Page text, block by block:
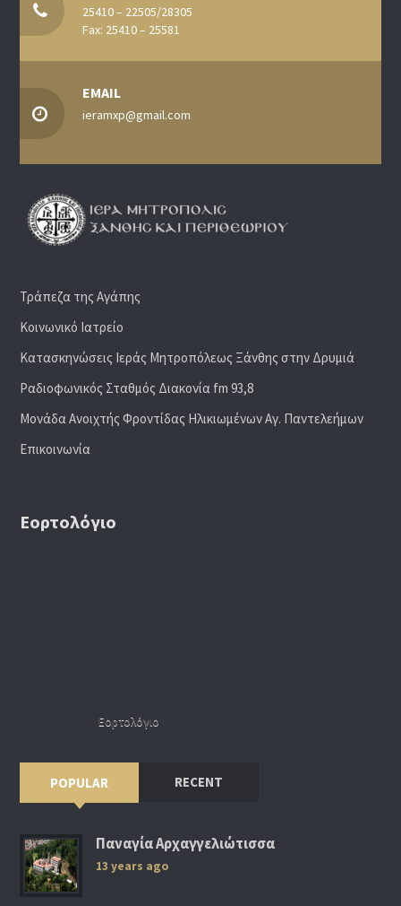
25410 – 22505/28305
Fax: 25410 – 25581
EMAIL
ieramxp@gmail.com
Τράπεζα της Αγάπης
Κοινωνικό Ιατρείο
Κατασκηνώσεις Ιεράς Μητροπόλεως Ξάνθης στην Δρυμιά
Ραδιoφωνικός Σταθμός Διακονία fm 93,8
Μονάδα Ανοιχτής Φροντίδας Ηλικιωμένων Αγ. Παντελεήμων
Επικοινωνία
Εορτολόγιο
Εορτολόγιο
POPULAR RECENT
Παναγία Αρχαγγελιώτισσα
13 years ago